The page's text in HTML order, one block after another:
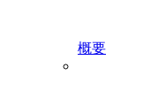
概要